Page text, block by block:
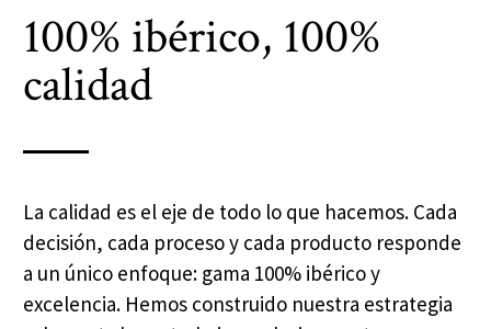
100% ibérico, 100%
calidad
La calidad es el eje de todo lo que hacemos. Cada
decisión, cada proceso y cada producto responde
a un único enfoque: gama 100% ibérico y
excelencia. Hemos construido nuestra estrategia